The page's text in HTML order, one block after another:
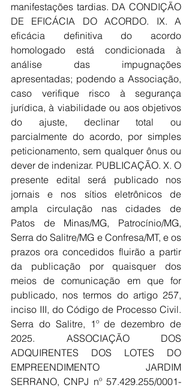
manifestações tardias. DA CONDIÇÃO
DE EFICÁCIA DO ACORDO. IX. A
eficácia definitiva do acordo
homologado está condicionada à
análise das impugnações
apresentadas; podendo a Associação,
caso verifique risco à segurança
jurídica, à viabilidade ou aos objetivos
do ajuste, declinar total ou
parcialmente do acordo, por simples
peticionamento, sem qualquer ônus ou
dever de indenizar. PUBLICAÇÃO. X. O
presente edital será publicado nos
jornais e nos sítios eletrônicos de
ampla circulação nas cidades de
Patos de Minas/MG, Patrocínio/MG,
Serra do Salitre/MG e Confresa/MT, e os
prazos ora concedidos fluirão a partir
da publicação por quaisquer dos
meios de comunicação em que for
publicado, nos termos do artigo 257,
inciso III, do Código de Processo Civil.
Serra do Salitre, 1º de dezembro de
2025. ASSOCIAÇÃO DOS
ADQUIRENTES DOS LOTES DO
EMPREENDIMENTO JARDIM
SERRANO, CNPJ nº 57.429.255/0001-